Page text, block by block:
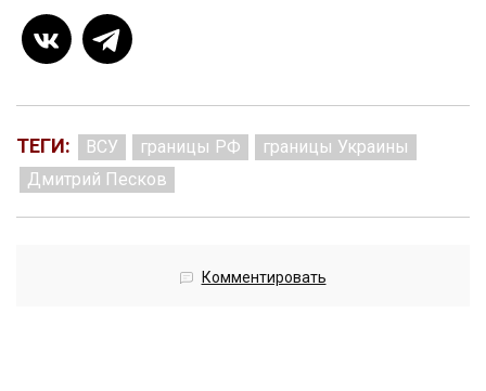
ТЕГИ: ВСУ границы РФ
границы Украины
Дмитрий Песков
Комментировать